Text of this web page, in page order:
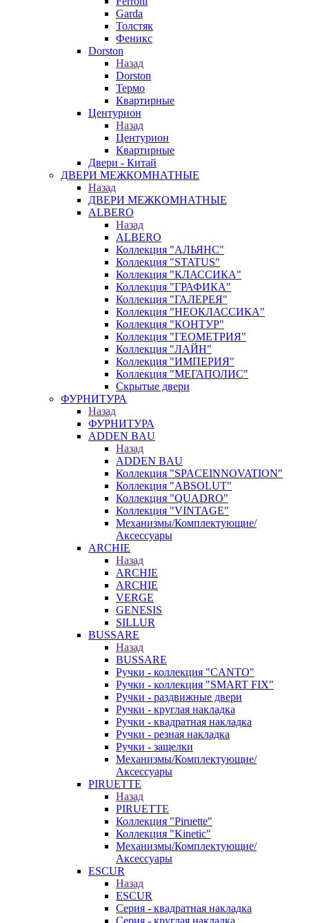
Garda
Толстяк
Феникс
Dorston
Назад
Dorston
Термо
Квартирные
Центурион
Назад
Центурион
Квартирные
Двери - Китай
ДВЕРИ МЕЖКОМНАТНЫЕ
Назад
ДВЕРИ МЕЖКОМНАТНЫЕ
ALBERO
Назад
ALBERO
Коллекция "АЛЬЯНС"
Коллекция "STATUS"
Коллекция "КЛАССИКА"
Коллекция "ГРАФИКА"
Коллекция "ГАЛЕРЕЯ"
Коллекция "НЕОКЛАССИКА"
Коллекция "КОНТУР"
Коллекция "ГЕОМЕТРИЯ"
Коллекция "ЛАЙН"
Коллекция "ИМПЕРИЯ"
Коллекция "МЕГАПОЛИС"
Скрытые двери
ФУРНИТУРА
Назад
ФУРНИТУРА
ADDEN BAU
Назад
ADDEN BAU
Коллекция "SPACEINNOVATION"
Коллекция "ABSOLUT"
Коллекция "QUADRO"
Коллекция "VINTAGE"
Механизмы/Комплектующие/
Аксессуары
ARCHIE
Назад
ARCHIE
ARCHIE
VERGE
GENESIS
SILLUR
BUSSARE
Назад
BUSSARE
Ручки - коллекция "CANTO"
Ручки - коллекция "SMART FIX"
Ручки - раздвижные двери
Ручки - круглая накладка
Ручки - квадратная накладка
Ручки - резная накладка
Ручки - защелки
Механизмы/Комплектующие/
Аксессуары
PIRUETTE
Назад
PIRUETTE
Коллекция "Piruette"
Коллекция "Kinetic"
Механизмы/Комплектующие/
Аксессуары
ESCUR
Назад
ESCUR
Серия - квадратная накладка
Серия - круглая накладка